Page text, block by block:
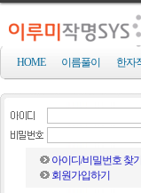
HOME 이름풀이 한자
아이디/비밀번호 찾기
회원가입하기